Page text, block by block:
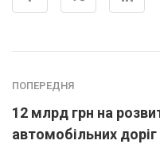
ПОПЕРЕДНЯ
12 млрд грн на
автомобільних доріг